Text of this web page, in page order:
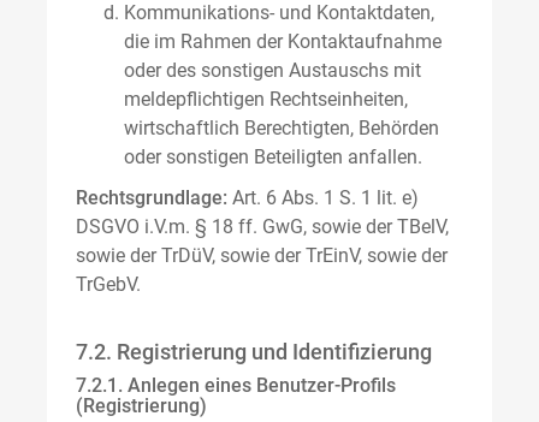
Kommunikations- und Kontaktdaten,
die im Rahmen der Kontaktaufnahme
oder des sonstigen Austauschs mit
meldepflichtigen Rechtseinheiten,
wirtschaftlich Berechtigten, Behörden
oder sonstigen Beteiligten anfallen.
Rechtsgrundlage: Art. 6 Abs. 1 S. 1 lit. e)
DSGVO i.V.m. § 18 ff. GwG, sowie der TBelV,
sowie der TrDüV, sowie der TrEinV, sowie der
TrGebV.
7.2. Registrierung und Identifizierung
7.2.1. Anlegen eines Benutzer-Profils
(Registrierung)